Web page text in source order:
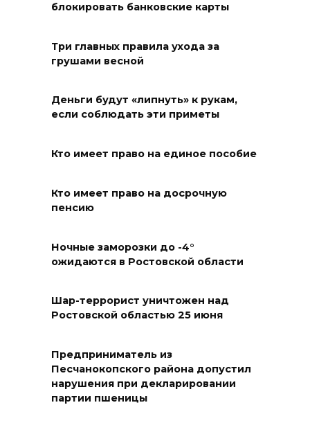
с Днем физкультурника
Ростовчане оказались среди
Новороссийске
В Ростовской области
техногенных пожаров и 30
возгораний растительности
предупреждение из-за
высокого риска пожаров
08 августа 2026 09:32
блокировать банковские карты
Три главных правила ухода за
грушами весной
Деньги будут «липнуть» к рукам,
если соблюдать эти приметы
Кто имеет право на единое пособие
Кто имеет право на досрочную
пенсию
Ночные заморозки до -4°
ожидаются в Ростовской области
Шар-террорист уничтожен над
Ростовской областью 25 июня
Предприниматель из
Песчанокопского района допустил
нарушения при декларировании
партии пшеницы